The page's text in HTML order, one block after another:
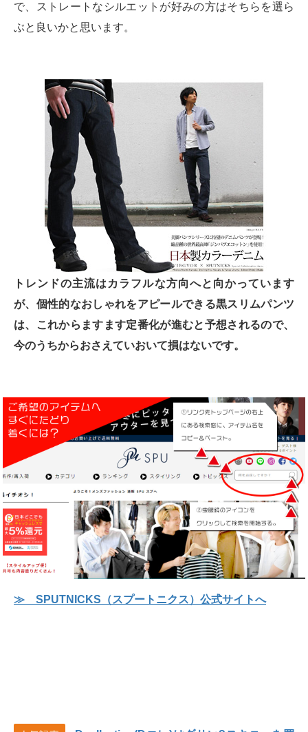
で、ストレートなシルエットが好みの方はそちらを選ら
ぶと良いかと思います。
トレンドの主流はカラフルな方向へと向かっています
が、個性的なおしゃれをアピールできる黒スリムパンツ
は、これからますます定番化が進むと予想されるので、
今のうちからおさえていおいて損はないです。
≫ SPUTNICKS（スプートニクス）公式サイトへ